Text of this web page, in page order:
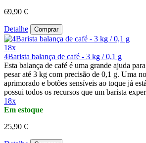
69,90 €
Detalhe Comprar
18x
4Barista balança de café - 3 kg / 0,1 g
Esta balança de café é uma grande ajuda
pesar até 3 kg com precisão de 0,1 g. Uma
aprimorado e botões sensíveis ao toque já
possui todos os recursos que um barista
18x
Em estoque
25,90 €